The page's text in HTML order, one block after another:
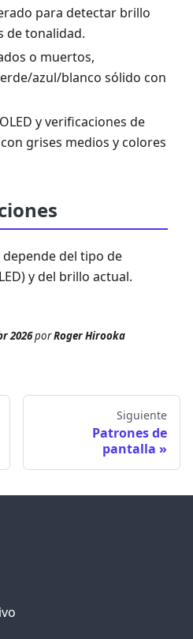
para detectar brillo
de tonalidad.
o muertos,
azul/blanco sólido con
y verificaciones de
grises medios y colores
del tipo de
y del brillo actual.
2026porRoger Hirooka
Siguiente
Patrones de
pantalla